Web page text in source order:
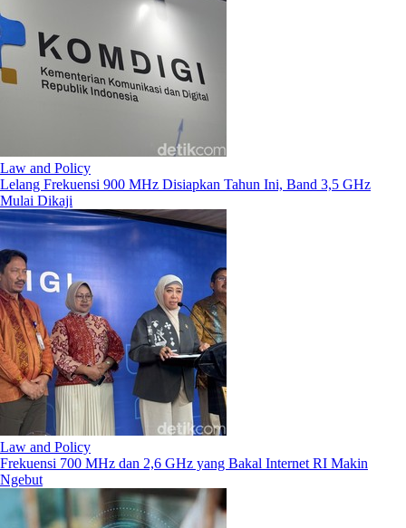
Law and Policy
Lelang Frekuensi 900 MHz Disiapkan Tahun Ini, Band 3,5 GHz
Mulai Dikaji
Law and Policy
Frekuensi 700 MHz dan 2,6 GHz yang Bakal Internet RI Makin
Ngebut